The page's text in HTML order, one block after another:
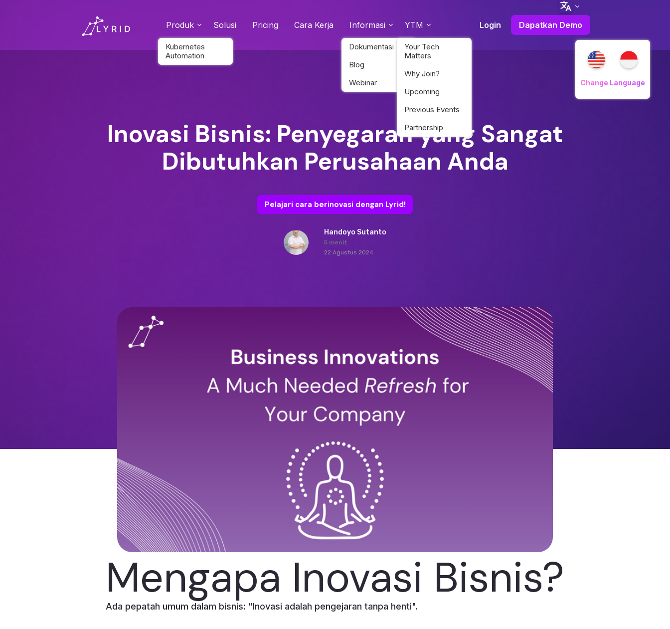
Produk
Kubernetes
Automation
Solusi Pricing Cara Kerja Informasi
Dokumentasi
Blog
Webinar
YTM
Your Tech
Matters
Why Join?
Upcoming
Previous Events
Partnership
Login Dapatkan Demo
Change Language
Inovasi Bisnis: Penyegaran yang Sangat
Dibutuhkan Perusahaan Anda
Pelajari cara berinovasi dengan Lyrid!
Handoyo Sutanto
5 menit
22 Agustus 2024
Mengapa Inovasi Bisnis?
Ada pepatah umum dalam bisnis: "Inovasi adalah pengejaran tanpa henti".